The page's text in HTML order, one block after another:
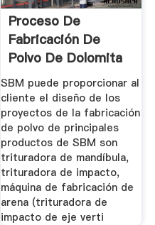
Proceso De
Fabricación De
Polvo De Dolomita
SBM puede proporcionar al
cliente el diseño de los
proyectos de la fabricación
de polvo de principales
productos de SBM son
trituradora de mandíbula,
trituradora de impacto,
máquina de fabricación de
arena (trituradora de
impacto de eje verti